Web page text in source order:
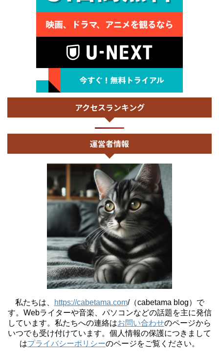
アクセスランキング
運営者情報
私たちは、 https://cabetama.com/（cabetama blog）で
す。 Webライターや音楽、パソコンなどの話題を主に発信
しています。私たちへの連絡はお問い合わせのページから
いつでも受け付けています。個人情報の保護につきまして
はプライバシーポリシーのページをご覧ください。